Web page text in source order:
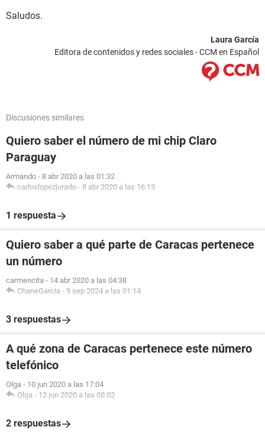
Saludos.
Laura García
Editora de contenidos y redes sociales - CCM en Español
Discusiones similares
Quiero saber el número de mi chip Claro
Paraguay
Armando - 8 abr 2020 a las 01:32
carloslopezjurado - 8 abr 2020 a las 16:13
1 respuesta
Quiero saber a qué parte de Caracas pertenece
un número
carmencita - 14 abr 2020 a las 04:38
ChaneGarcia - 9 sep 2024 a las 01:14
3 respuestas
A qué zona de Caracas pertenece este número
telefónico
Olga - 10 jun 2020 a las 17:04
Olga - 12 jun 2020 a las 00:02
2 respuestas